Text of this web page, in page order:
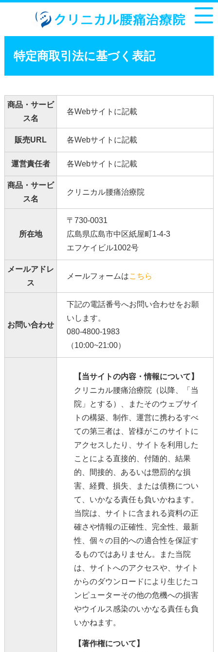
特定商取引法に基づく表記
商品・サービ
ス名
各Webサイトに記載
販売URL 各Webサイトに記載
運営責任者 各Webサイトに記載
商品・サービ
ス名
クリニカル腰痛治療院
所在地
〒730-0031
広島県広島市中区紙屋町1-4-3
エフケイビル1002号
メールアドレ
ス
メールフォームはこちら
お問い合わせ
下記の電話番号へお問い合わせをお願
いします。
080-4800-1983
（10:00~21:00）
【当サイトの内容・情報について】
クリニカル腰痛治療院（以降、「当
院」とする）、またそのウェブサイ
トの構築、制作、運営に携わるすべ
ての第三者は、皆様がこのサイトに
アクセスしたり、サイトを利用した
ことによる直接的、付随的、結果
的、間接的、あるいは懲罰的な損
害、経費、損失、または債務につい
て、いかなる責任も負いかねます。
当院は、サイトに含まれる資料の正
確さや情報の正確性、完全性、最新
性、個々の目的への適合性を保証す
るものではありません。また当院
は、サイトへのアクセスや、サイト
からのダウンロードにより生じたコ
ンピューターその他の危機への損害
やウイルス感染のいかなる責任も負
いかねます。
【著作権について】